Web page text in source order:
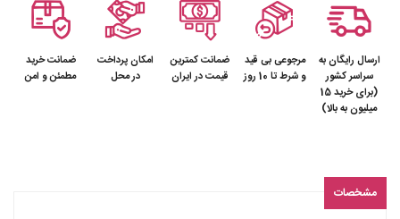
ارسال رایگان به
سراسر کشور
(برای خرید 15
میلیون به بالا)
مرجوعی بی قید
و شرط تا 10 روز
ضمانت کمترین
قیمت در ایران
امکان پرداخت
در محل
ضمانت خرید
مطمئن و امن
مشخصات